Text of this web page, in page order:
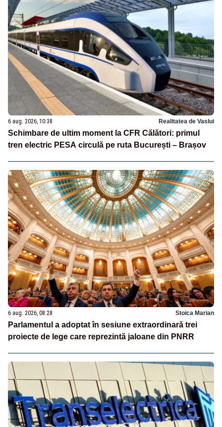
6 aug. 2026, 10:38 Realitatea de Vaslui
Schimbare de ultim moment la CFR Călători: primul
tren electric PESA circulă pe ruta București – Brașov
6 aug. 2026, 08:28 Stoica Marian
Parlamentul a adoptat în sesiune extraordinară trei
proiecte de lege care reprezintă jaloane din PNRR